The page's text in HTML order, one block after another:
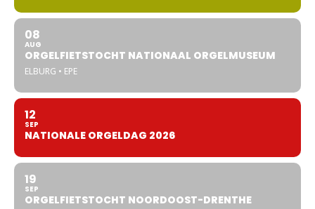
08
AUG
ORGELFIETSTOCHT NATIONAAL ORGELMUSEUM
ELBURG • EPE
12
SEP
NATIONALE ORGELDAG 2026
19
SEP
ORGELFIETSTOCHT NOORDOOST-DRENTHE